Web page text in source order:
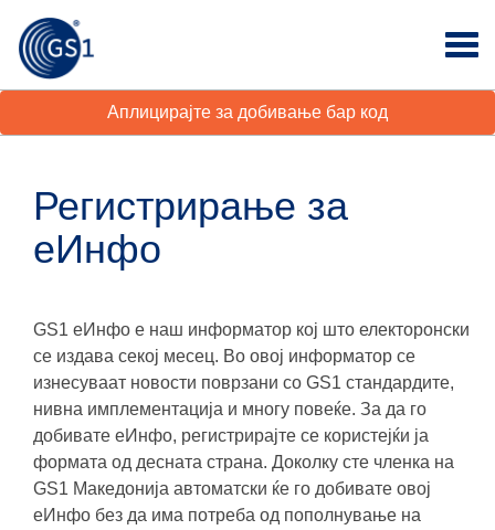
Аплицирајте за добивање бар код
Регистрирање за
еИнфо
GS1 еИнфо е наш информатор кој што електоронски
се издава секој месец. Во овој информатор се
изнесуваат новости поврзани со GS1 стандардите,
нивна имплементација и многу повеќе. За да го
добивате еИнфо, регистрирајте се користејќи ја
формата од десната страна. Доколку сте членка на
GS1 Македонија автоматски ќе го добивате овој
еИнфо без да има потреба од пополнување на